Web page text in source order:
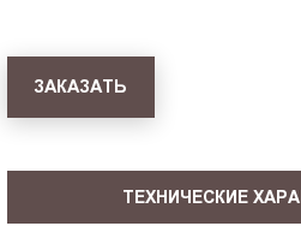
ЗАКАЗАТЬ
ТЕХНИЧЕСКИЕ